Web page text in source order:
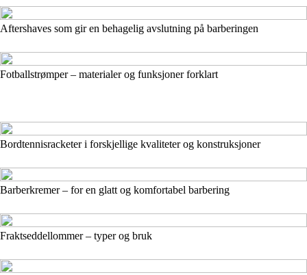
Aftershaves som gir en behagelig avslutning på barberingen
Fotballstrømper – materialer og funksjoner forklart
Bordtennisracketer i forskjellige kvaliteter og konstruksjoner
Barberkremer – for en glatt og komfortabel barbering
Fraktseddellommer – typer og bruk